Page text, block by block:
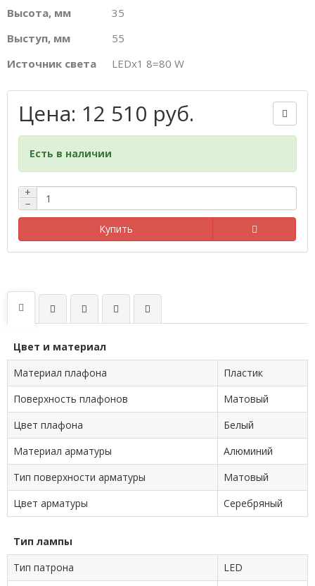
Высота, мм
35
Выступ, мм
55
Источник света
LEDх1 8=80 W
Цена: 12 510 руб.
Есть в наличии
+
−
Купить
Цвет и материал
Материал плафона
Пластик
Поверхность плафонов
Матовый
Цвет плафона
Белый
Материал арматуры
Алюминий
Тип поверхности арматуры
Матовый
Цвет арматуры
Серебряный
Тип лампы
Тип патрона
LED